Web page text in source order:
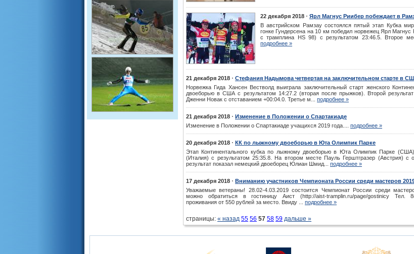
22 декабря 2018 ⋅ Ярл Магнус Риибер побеждает в
В австрийском Рамзау состоялся пятый этап Кубка
гонке Гундерсена на 10 км победил норвежец Ярл
с трамплина HS 98) с результатом 23:46.5. Второе
подробнее »
21 декабря 2018 ⋅ Стефания Надымова четвертая на заключительном старте в
Норвежка Гида Хансен Вестволд выиграла заключительный старт женского
двоеборью в США с результатом 14:27.2 (вторая после прыжков). Второй
Дженни Новак с отставанием +00:04.0. Третье м... подробнее »
21 декабря 2018 ⋅ Изменение в Положении о Спартакиаде
Изменение в Положении о Спартакиаде учащихся 2019 года.... подробнее »
20 декабря 2018 ⋅ КК по лыжному двоеборью в Юта Олимпик Парке
Этап Континентального кубка по лыжному двоеборью в Юта Олимпик Парке (США)
(Италия) с результатом 25:35.8. На втором месте Пауль Герштгразер (Австрия) с
результат показал немецкий двоеборец Юлиан Шмид... подробнее »
17 декабря 2018 ⋅ Вниманию участников Чемпионата России среди мастеров
Уважаемые ветераны! 28.02-4.03.2019 состоится Чемпионат России среди
можно обратиться в гостиницу Аист (http://aist-tramplin.ru/page/gostinicy Тел.
проживания от 550 рублей за место. Ввиду ... подробнее »
страницы: « назад 55 56 57 58 59 дальше »